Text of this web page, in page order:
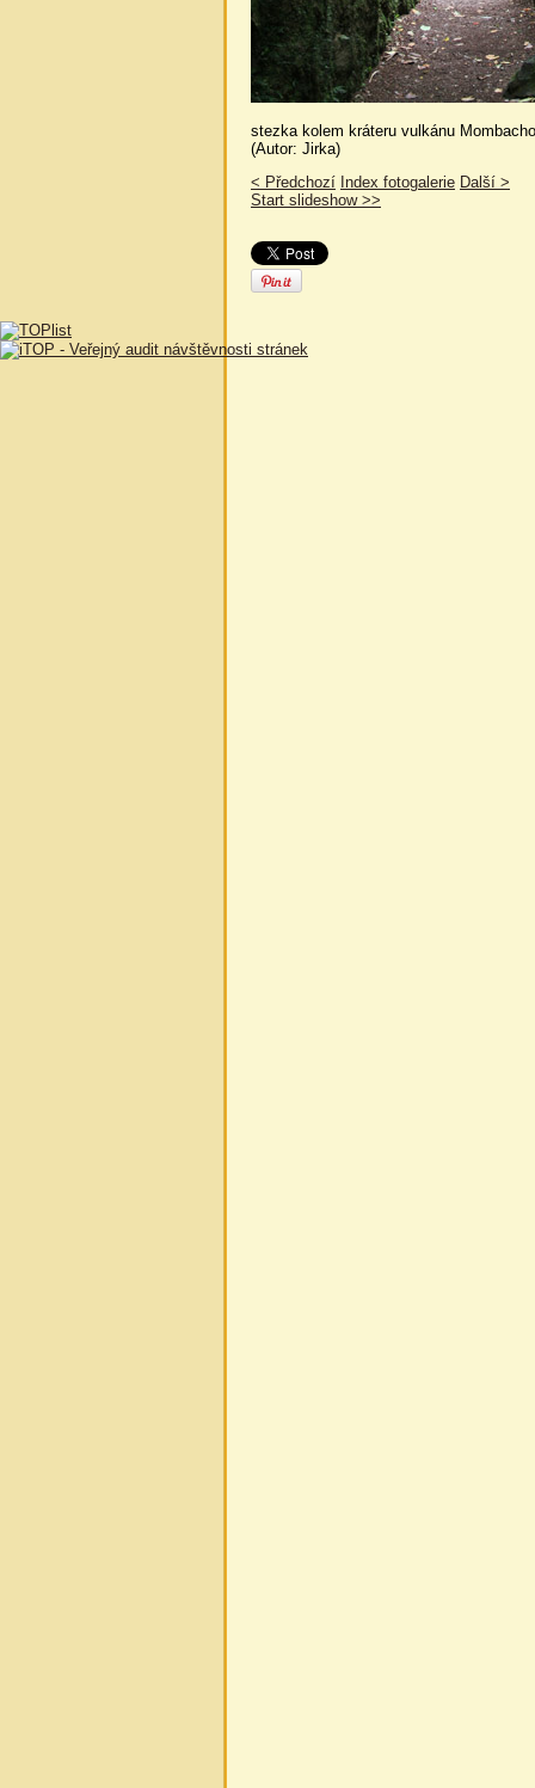
stezka kolem kráteru vulkánu
(Autor: Jirka)
< Předchozí Index fotogalerie Další >
Start slideshow >>